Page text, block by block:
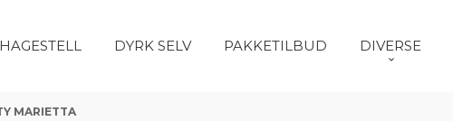
HAGESTELL DYRK SELV PAKKETILBUD DIVERSE
MARIETTA